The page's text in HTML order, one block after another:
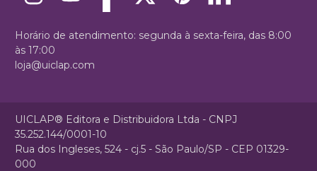
Horário de atendimento: segunda à sexta-feira, das 8:00
às 17:00
loja@uiclap.com
UICLAP® Editora e Distribuidora Ltda - CNPJ
35.252.144/0001-10
Rua dos Ingleses, 524 - cj.5 - São Paulo/SP - CEP 01329-
000